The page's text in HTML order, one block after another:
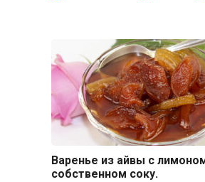
Варенье из айвы с
собственном соку.